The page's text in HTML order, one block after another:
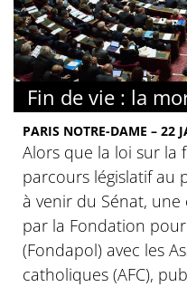
Fin de vie : la
PARIS NOTRE-DAME – 22
Alors que la loi sur la
parcours législatif au
à venir du Sénat,
par la Fondation
(Fondapol) avec les
catholiques (AFC),